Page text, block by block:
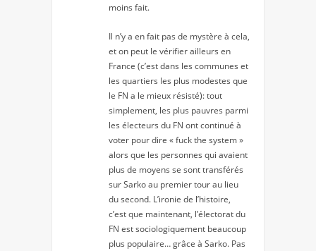
moins fait.
Il n’y a en fait pas de mystère à cela,
et on peut le vérifier ailleurs en
France (c’est dans les communes et
les quartiers les plus modestes que
le FN a le mieux résisté): tout
simplement, les plus pauvres parmi
les électeurs du FN ont continué à
voter pour dire « fuck the system »
alors que les personnes qui avaient
plus de moyens se sont transférés
sur Sarko au premier tour au lieu
du second. L’ironie de l’histoire,
c’est que maintenant, l’électorat du
FN est sociologiquement beaucoup
plus populaire… grâce à Sarko. Pas